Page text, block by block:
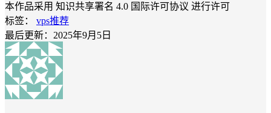
本作品采用 知识共享署名 4.0 国际许可协议 进行许可
标签：
vps推荐
最后更新：2025年9月5日